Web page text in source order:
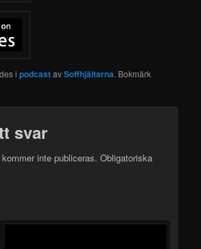
ipodcastavSoffhjältarna. Bokmärk
svar
inte publiceras. Obligatoriska